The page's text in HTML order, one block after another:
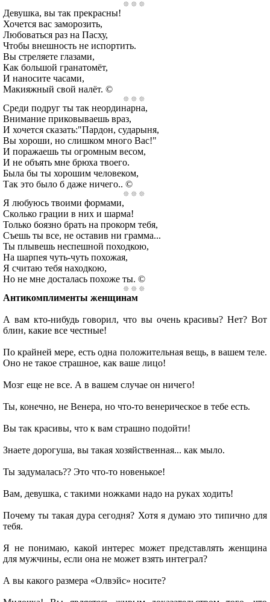
Девушка, вы так прекрасны!
Хочется вас заморозить,
Любоваться раз на Пасху,
Чтобы внешность не испортить.
Вы стреляете глазами,
Как большой гранатомёт,
И наносите часами,
Макияжный свой налёт. ©
Среди подруг ты так неординарна,
Внимание приковываешь враз,
И хочется сказать:"Пардон, сударыня,
Вы хороши, но слишком много Вас!"
И поражаешь ты огромным весом,
И не объять мне брюха твоего.
Была бы ты хорошим человеком,
Так это было б даже ничего.. ©
Я любуюсь твоими формами,
Сколько грации в них и шарма!
Только боязно брать на прокорм тебя,
Съешь ты все, не оставив ни грамма...
Ты плывешь неспешной походкою,
На шарпея чуть-чуть похожая,
Я считаю тебя находкою,
Но не мне досталась похоже ты. ©
Антикомплименты женщинам
А вам кто-нибудь говорил, что вы очень красивы? Нет? Вот
блин, какие все честные!
По крайней мере, есть одна положительная вещь, в вашем теле.
Оно не такое страшное, как ваше лицо!
Мозг еще не все. А в вашем случае он ничего!
Ты, конечно, не Венера, но что-то венерическое в тебе есть.
Вы так красивы, что к вам страшно подойти!
Знаете дорогуша, вы такая хозяйственная... как мыло.
Ты задумалась?? Это что-то новенькое!
Вам, девушка, с такими ножками надо на руках ходить!
Почему ты такая дура сегодня? Хотя я думаю это типично для
тебя.
Я не понимаю, какой интерес может представлять женщина
для мужчины, если она не может взять интеграл?
А вы какого размера «Олвэйс» носите?